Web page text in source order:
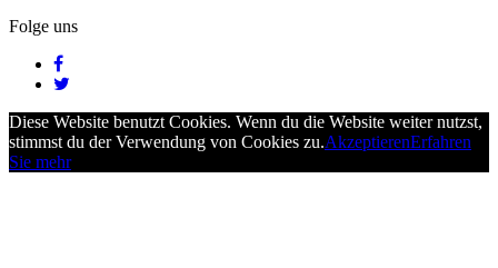
Folge uns
Diese Website benutzt Cookies. Wenn du die Website weiter nutzst,
stimmst du der Verwendung von Cookies zu.AkzeptierenErfahren
Sie mehr